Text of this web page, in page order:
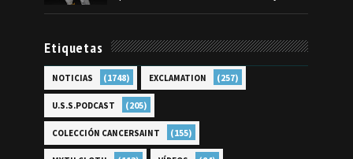
Etiquetas
NOTICIAS (1748) EXCLAMATION (257)
U.S.S.PODCAST (205)
COLECCIÓN CANCERSAINT (155)